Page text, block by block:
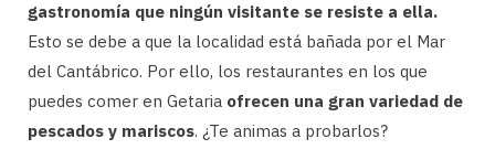
gastronomía que ningún visitante se resiste a ella.
Esto se debe a que la localidad está bañada por el Mar
del Cantábrico. Por ello, los restaurantes en los que
puedes comer en Getaria ofrecen una gran variedad de
pescados y mariscos. ¿Te animas a probarlos?